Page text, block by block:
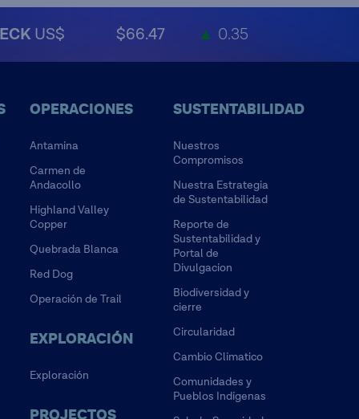
US$ $66.47 ▲ 0.35
OPERACIONES
Antamina
Carmen de
Andacollo
Highland Valley
Copper
Quebrada Blanca
Red Dog
Operación de Trail
EXPLORACIÓN
Exploración
SUSTENTABILIDAD
Nuestros
Compromisos
Nuestra Estrategia
de Sustentabilidad
Reporte de
Sustentabilidad y
Portal de
Divulgacion
Biodiversidad y
cierre
Circularidad
Cambio Climatico
Comunidades y
Pueblos Indígenas